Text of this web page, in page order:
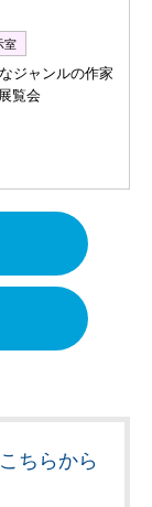
室
ジャンルの作家
覧会
ちらから